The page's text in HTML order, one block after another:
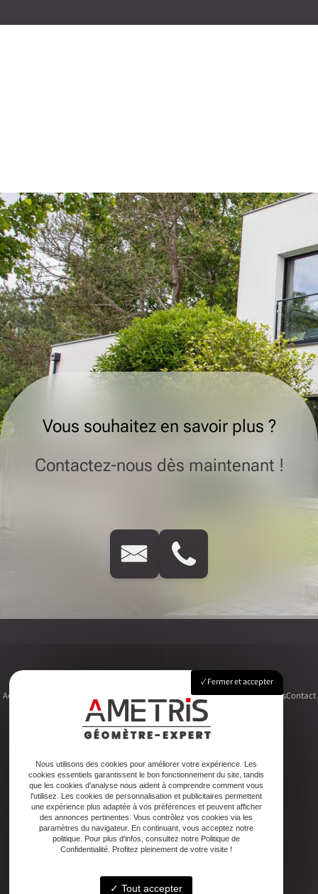
Vous souhaitez en savoir plus ?
Contactez-nous dès maintenant !
Accueil FoncierUrbanismeCopropriété TopographieAutres activitésContact
Adresse
2ter Cour Xavier Moreau, 33720 Podensac
Téléphone
05 56 27 26 08
Email
Fermer et accepter
Nous utilisons des cookies pour améliorer votre expérience. Les
cookies essentiels garantissent le bon fonctionnement du site, tandis
que les cookies d'analyse nous aident à comprendre comment vous
l'utilisez. Les cookies de personnalisation et publicitaires permettent
une expérience plus adaptée à vos préférences et peuvent afficher
des annonces pertinentes. Vous contrôlez vos cookies via les
paramètres du navigateur. En continuant, vous acceptez notre
politique. Pour plus d'infos, consultez notre Politique de
Confidentialité. Profitez pleinement de votre visite !
Tout accepter